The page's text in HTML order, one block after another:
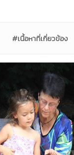
#เนื้อหาที่เกี่ยวข้อง